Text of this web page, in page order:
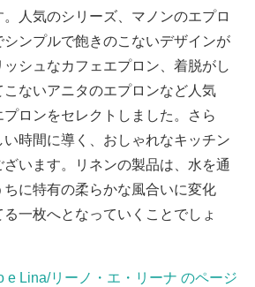
人気のシリーズ、マノンのエプロ
シンプルで飽きのこないデザインが
シュなカフェエプロン、着脱がし
ないアニタのエプロンなど人気
ロンをセレクトしました。さら
時間に導く、おしゃれなキッチン
います。リネンの製品は、水を通
ちに特有の柔らかな風合いに変化
一枚へとなっていくことでしょ
e Lina/リーノ・エ・リーナ のページ